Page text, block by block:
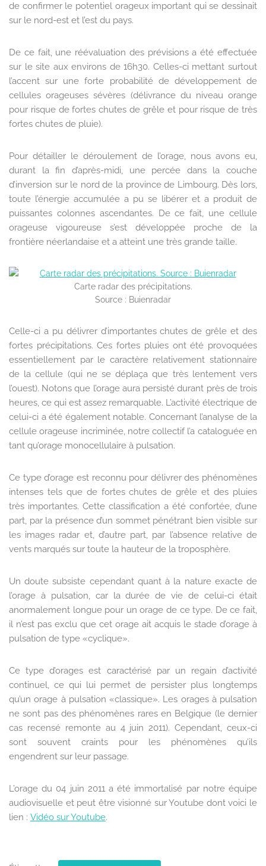
de confirmer le potentiel orageux important qui se dessinait
sur le nord-est et l’est du pays.
De ce fait, une réévaluation des prévisions a été effectuée
sur le site aux environs de 16h30. Celles-ci mettant surtout
l’accent sur une forte probabilité de développement de
cellules orageuses sévères (délivrance du niveau orange
pour risque de fortes chutes de grêle et pour risque de très
fortes chutes de pluie).
Pour détailler le déroulement de l’orage, nous avons eu,
durant la fin d’après-midi, une percée dans la couche
d’inversion sur le nord de la province de Limbourg. Dès lors,
toute l’énergie accumulée a pu se libérer et a produit de
puissantes colonnes ascendantes. De ce fait, une cellule
orageuse vigoureuse s’est développée proche de la
frontière néerlandaise et a atteint une très grande taille.
Carte radar des précipitations.
Source : Buienradar
Celle-ci a pu délivrer d’importantes chutes de grêle et des
fortes précipitations. Ces fortes pluies ont été provoquées
essentiellement par le caractère relativement stationnaire
de la cellule (qui ne se déplaça que très lentement vers
l’ouest). Notons que l’orage aura persisté durant près de trois
heures, ce qui est assez remarquable. L’activité électrique de
celui-ci a été également notable. Concernant l’analyse de la
cellule orageuse incriminée, notre collectif l’a cataloguée en
tant qu’orage monocellulaire à pulsation.
Ce type d’orage est reconnu pour délivrer des phénomènes
intenses tels que de fortes chutes de grêle et des pluies
très importantes. Cette classification a été confortée, d’une
part, par la présence d’un sommet pénétrant bien visible sur
les images radar et, d’autre part, par l’absence relative de
vents marqués sur toute la hauteur de la troposphère.
Un doute subsiste cependant quant à la nature exacte de
l’orage à pulsation, car la durée de vie de celui-ci était
anormalement longue pour un orage de ce type. De ce fait,
il n’est pas exclu que cet orage ait acquis le stade d’orage à
pulsation de type «cyclique».
Ce type d’orages est caractérisé par un regain d’activité
continuel, ce qui lui permet de persister plus longtemps
qu’un orage à pulsation «classique». Les orages à pulsation
ne sont pas des phénomènes rares en Belgique (le dernier
cas recensé remonte au 4 juin 2011). Cependant, ceux-ci
sont souvent craints pour les phénomènes qu’ils
engendrent sur leur passage.
L’orage du 04 juin 2011 a été immortalisé par notre équipe
audiovisuelle et peut être visionné sur Youtube dont voici le
lien : Vidéo sur Youtube.